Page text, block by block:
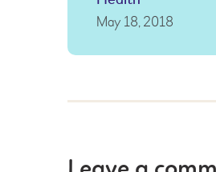
May 18, 2018